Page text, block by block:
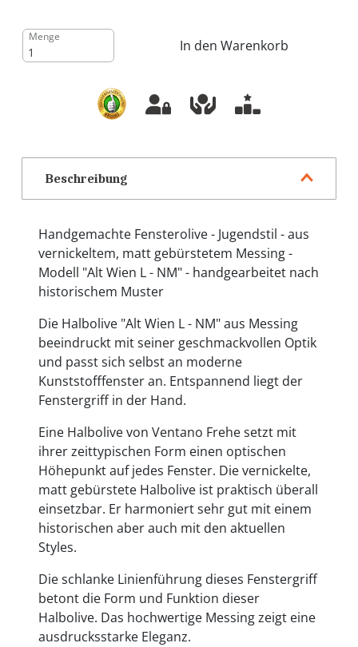
Menge
In den Warenkorb
Beschreibung
Handgemachte Fensterolive - Jugendstil - aus
vernickeltem, matt gebürstetem Messing -
Modell "Alt Wien L - NM" - handgearbeitet nach
historischem Muster
Die Halbolive "Alt Wien L - NM" aus Messing
beeindruckt mit seiner geschmackvollen Optik
und passt sich selbst an moderne
Kunststofffenster an. Entspannend liegt der
Fenstergriff in der Hand.
Eine Halbolive von Ventano Frehe setzt mit
ihrer zeittypischen Form einen optischen
Höhepunkt auf jedes Fenster. Die vernickelte,
matt gebürstete Halbolive ist praktisch überall
einsetzbar. Er harmoniert sehr gut mit einem
historischen aber auch mit den aktuellen
Styles.
Die schlanke Linienführung dieses Fenstergriff
betont die Form und Funktion dieser
Halbolive. Das hochwertige Messing zeigt eine
ausdrucksstarke Eleganz.